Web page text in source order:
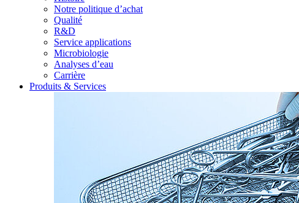
Notre politique d’achat
Qualité
R&D
Service applications
Microbiologie
Analyses d’eau
Carrière
Produits & Services